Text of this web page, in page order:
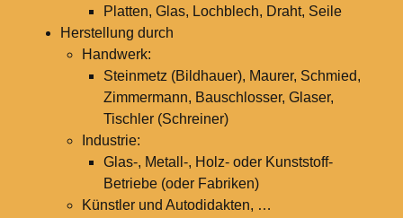
Platten, Glas, Lochblech, Draht, Seile
Herstellung durch
Handwerk:
Steinmetz (Bildhauer), Maurer, Schmied,
Zimmermann, Bauschlosser, Glaser,
Tischler (Schreiner)
Industrie:
Glas-, Metall-, Holz- oder Kunststoff-
Betriebe (oder Fabriken)
Künstler und Autodidakten, …